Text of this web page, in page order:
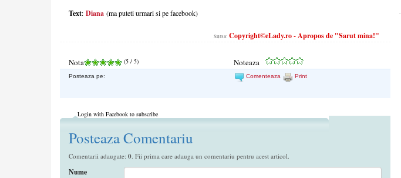
Text: Diana (ma puteti urmari si pe facebook)
Sursa: Copyright©eLady.ro - Apropos de "Sarut mina!"
Nota (5 / 5) Noteaza
Posteaza pe: Comenteaza Print
Login with Facebook to subscribe
Posteaza Comentariu
Comentarii adaugate: 0. Fii prima care adauga un comentariu pentru acest articol.
Nume